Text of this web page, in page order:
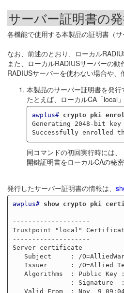
サーバー証明書の
各機能で使用する本製品の証明書（
なお、前述のとおり、ローカル
また、ローカルRADIUSサーバーの
RADIUSサーバーを使わない場合や
本製品のサーバー証明書を発行
たとえば、ローカルCA「local
awplus# crypto pki
Generating 2048-bit
同コマンドの初回実行時には
開鍵証明書をローカルCAの秘
発行したサーバー証明書の情報は、
awplus# show crypto pki
--------------------
Trustpoint "local"
--------------------
Server certificate